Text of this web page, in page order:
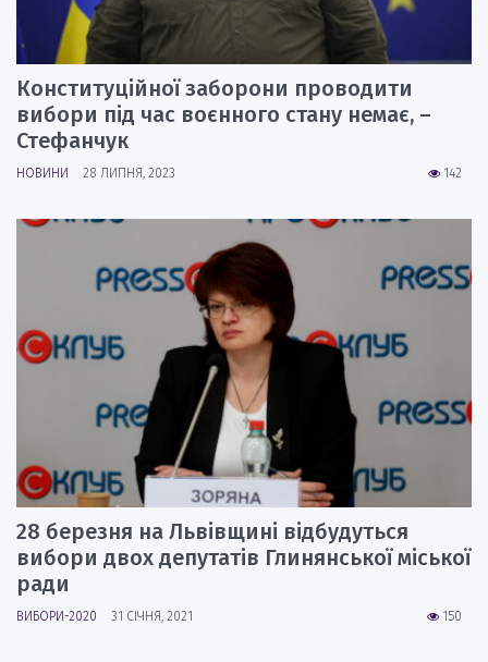
Конституційної заборони проводити
вибори під час воєнного стану немає, –
Стефанчук
142
НОВИНИ 28 ЛИПНЯ, 2023
28 березня на Львівщині відбудуться
вибори двох депутатів Глинянської міської
ради
150
ВИБОРИ-2020 31 СІЧНЯ, 2021